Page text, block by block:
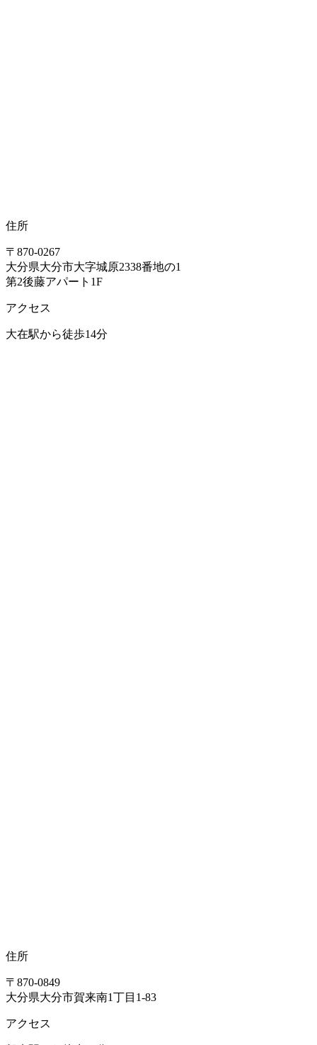
住所
〒870-0267
大分県大分市大字城原2338番地の1
第2後藤アパート1F
アクセス
大在駅から徒歩14分
住所
〒870-0849
大分県大分市賀来南1丁目1-83
アクセス